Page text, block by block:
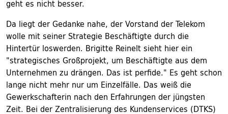
geht es nicht besser.
Da liegt der Gedanke nahe, der Vorstand der Telekom
wolle mit seiner Strategie Beschäftigte durch die
Hintertür loswerden. Brigitte Reinelt sieht hier ein
"strategisches Großprojekt, um Beschäftigte aus dem
Unternehmen zu drängen. Das ist perfide." Es geht schon
lange nicht mehr nur um Einzelfälle. Das weiß die
Gewerkschafterin nach den Erfahrungen der jüngsten
Zeit. Bei der Zentralisierung des Kundenservices (DTKS)